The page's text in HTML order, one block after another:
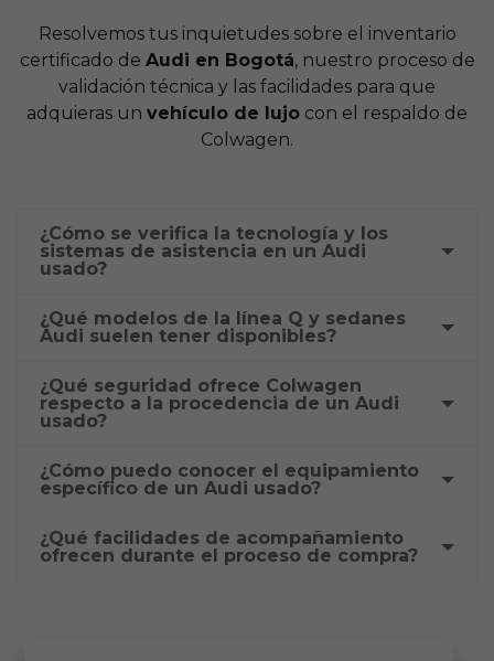
Resolvemos tus inquietudes sobre el inventario
certificado de Audi en Bogotá, nuestro proceso de
validación técnica y las facilidades para que
adquieras un vehículo de lujo con el respaldo de
Colwagen.
¿Cómo se verifica la tecnología y los
sistemas de asistencia en un Audi
usado?
¿Qué modelos de la línea Q y sedanes
Audi suelen tener disponibles?
¿Qué seguridad ofrece Colwagen
respecto a la procedencia de un Audi
usado?
¿Cómo puedo conocer el equipamiento
específico de un Audi usado?
¿Qué facilidades de acompañamiento
ofrecen durante el proceso de compra?